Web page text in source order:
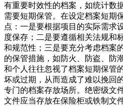
有重要时效性的档案，如统计数
需要短期保管。在设定档案短期
点：一是要根据项目的实际需求
度保存；二是要遵循相关法规和
和规范性；三是要充分考虑档案
的保管措施，如防火、防盗、防
和个人往往忽视了档案短期保管
坏或过期，从而造成了难以挽回
专门的档案存放场所。绝密级文
文件应当存放在保险柜或铁制文